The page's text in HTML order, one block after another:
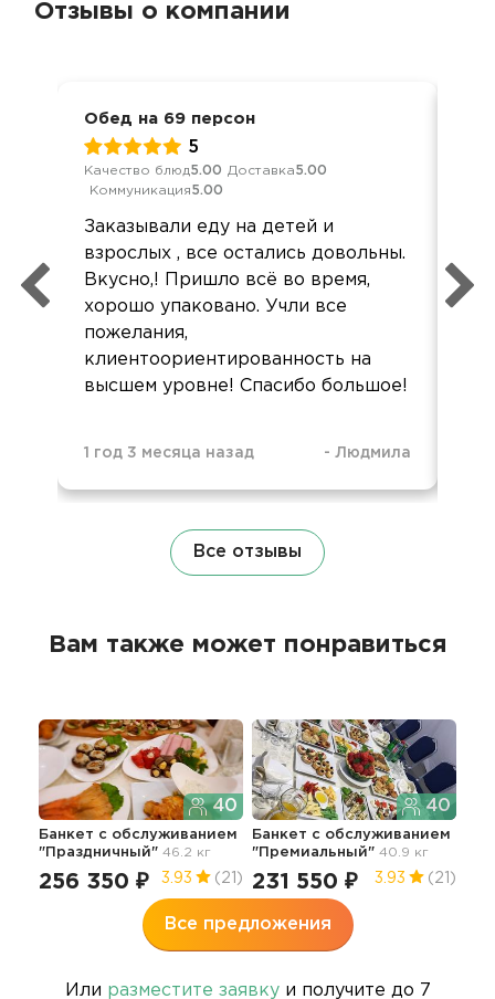
Отзывы о компании
Обед на 69 персон
5
Качество блюд5.00 Доставка5.00
Коммуникация5.00
Заказывали еду на детей и
взрослых , все остались довольны.
Вкусно,! Пришло всё во время,
хорошо упаковано. Учли все
пожелания,
клиентоориентированность на
высшем уровне! Спасибо большое!
1 год 3 месяца назад - Людмила
Все отзывы
Вам также может понравиться
40
Банкет с обслуживанием
"Праздничный" 46.2 кг
256 350 ₽ 3.93 (21)
40
Банкет с обслуживанием
"Премиальный" 40.9 кг
231 550 ₽ 3.93 (21)
Все предложения
Или разместите заявкуи получите до 7